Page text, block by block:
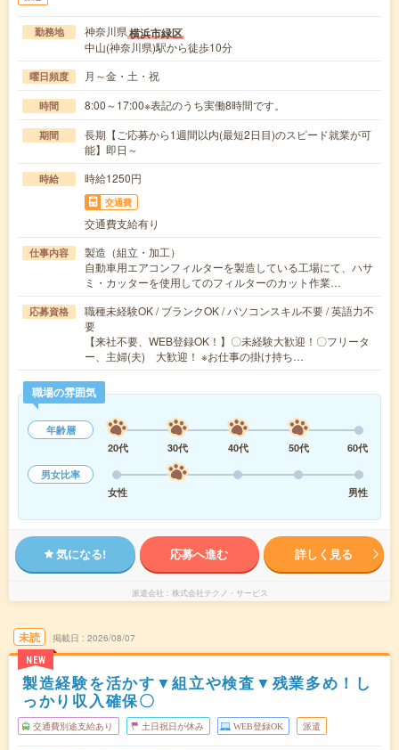
勤務地 神奈川県横浜市緑区
中山(神奈川県)駅から徒歩10分
曜日頻度 月～金・土・祝
時間 8:00～17:00※表記のうち実働8時間です。
期間
長期【ご応募から1週間以内(最短2日目)のスピード就業が可
能】即日～
時給 時給1250円
交通費
交通費支給有り
仕事内容
製造（組立・加工）
自動車用エアコンフィルターを製造している工場にて、ハサ
ミ・カッターを使用してのフィルターのカット作業…
応募資格
職種未経験OK / ブランクOK / パソコンスキル不要 / 英語力不
要
【来社不要、WEB登録OK！】〇未経験大歓迎！〇フリータ
ー、主婦(夫) 大歓迎！ ※お仕事の掛け持ち…
職場の雰囲気
年齢層
20代
30代 40代 50代
60代
男女比率
女性
男性
気になる! 応募へ進む 詳しく見る
派遣会社 株式会社テクノ・サービス
未読
NEW
掲載日 2026/08/07
製造経験を活かす▼組立や検査▼残業多め！し
っかり収入確保〇
交通費別途支給あり 土日祝日が休み WEB登録OK 派遣